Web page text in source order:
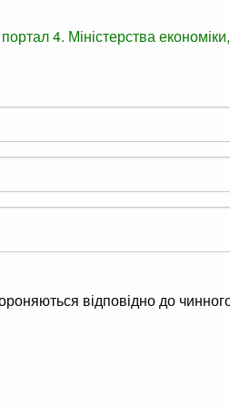
4. Міністерства
відповідно до